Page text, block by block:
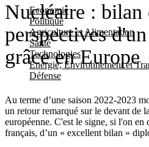
Economie
Politique
Agriculture et Alimentation
Santé
Technologies
Energie, Environnement et
Défense
Nucléaire : bilan
perspectives
grâce en Europe
Au terme d’une saison 2022-2023
un retour remarqué sur le devant de
européenne. C'est le signe, si l'on en
français, d’un « excellent bilan »